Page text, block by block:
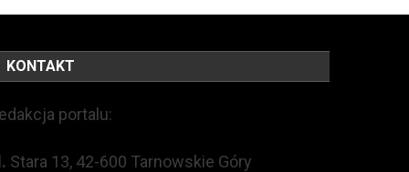
KONTAKT
portalu:
Stara 13, 42-600 Tarnowskie Góry